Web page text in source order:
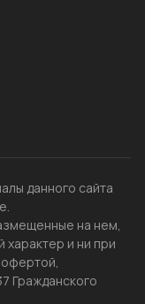
данного сайта
на нем,
и ни при
офертой,
Гражданского